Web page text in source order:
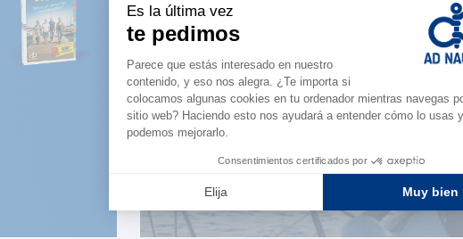
¿Eres apasionado?
Benefíciate de ventajas
exclusivas